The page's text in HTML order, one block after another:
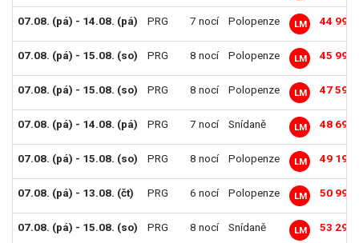
07.08. (pá) - 14.08. (pá) PRG 7 nocí Polopenze LM 44 990
07.08. (pá) - 15.08. (so) PRG 8 nocí Polopenze LM 45 990
07.08. (pá) - 15.08. (so) PRG 8 nocí Polopenze LM 47 590
07.08. (pá) - 14.08. (pá) PRG 7 nocí Snídaně LM 48 690
07.08. (pá) - 15.08. (so) PRG 8 nocí Polopenze LM 49 190
07.08. (pá) - 13.08. (čt) PRG 6 nocí Polopenze LM 50 990
07.08. (pá) - 15.08. (so) PRG 8 nocí Snídaně LM 53 290